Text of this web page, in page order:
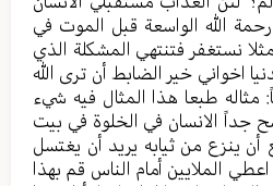
الله الواسعة قبل الموت في
نستغفر فتنتهي المشكلة الذي
اخواني خير الضابط أن ترى الله
مثاله طبعا هذا المثال فيه شيء
جداً الانسان في الخلوة في بيت
أن ينزع من ثيابه يريد أن يغتسل
الملايين أمام الناس قم بهذا